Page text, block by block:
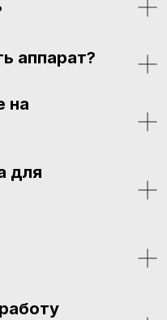
аппарат?
на
для